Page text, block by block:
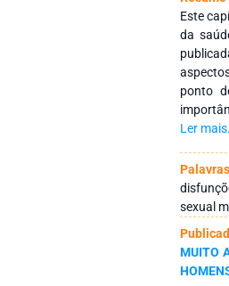
Este
da
ponto
temas
objetivo
como
idoso,
Ler
sexual
MUITO